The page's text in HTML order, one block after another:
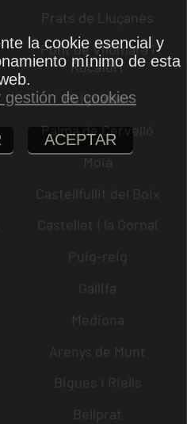
Prats de Lluçanès
Pont de Vilomara i
Rocafort
Puigdàlber
Palma de Cervelló
Moià
Castellfullit del Boix
Castellet i la Gornal
Puig-reig
Gallifa
Mediona
Arenys de Munt
Bigues i Riells
Bellprat
la cookie esencial y
mínimo de esta
de cookies
ACEPTAR